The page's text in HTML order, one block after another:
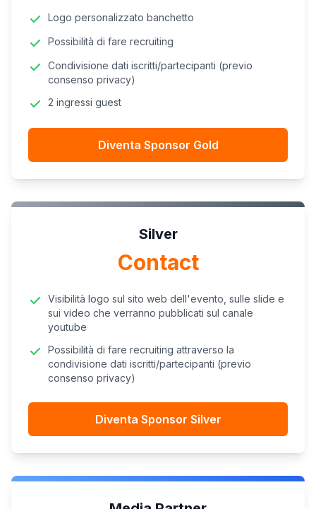
Logo personalizzato banchetto
Possibilità di fare recruiting
Condivisione dati iscritti/partecipanti (previo
consenso privacy)
2 ingressi guest
Diventa Sponsor Gold
Silver
Contact
Visibilità logo sul sito web dell'evento, sulle slide e
sui video che verranno pubblicati sul canale
youtube
Possibilità di fare recruiting attraverso la
condivisione dati iscritti/partecipanti (previo
consenso privacy)
Diventa Sponsor Silver